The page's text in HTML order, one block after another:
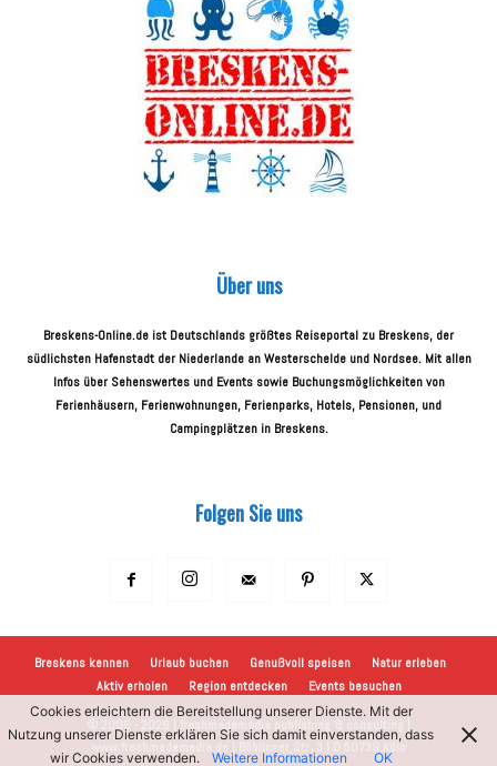
Über uns
Breskens-Online.de ist Deutschlands größtes Reiseportal zu Breskens, der
südlichsten Hafenstadt der Niederlande an Westerschelde und Nordsee. Mit allen
Infos über Sehenswertes und Events sowie Buchungsmöglichkeiten von
Ferienhäusern, Ferienwohnungen, Ferienparks, Hotels, Pensionen, und
Campingplätzen in Breskens.
Folgen Sie uns
Breskens kennen Urlaub buchen Genußvoll speisen
Natur erleben
Aktiv erholen
Region entdecken Events besuchen
© 2006 - 2026 | freshmademedia publishing & consulting |
www.freshmademedia.de | Böblinger Str. 3 | D 50739 Köln
Cookies erleichtern die Bereitstellung unserer Dienste. Mit der
Nutzung unserer Dienste erklären Sie sich damit einverstanden, dass
wir Cookies verwenden.
Weitere Informationen OK